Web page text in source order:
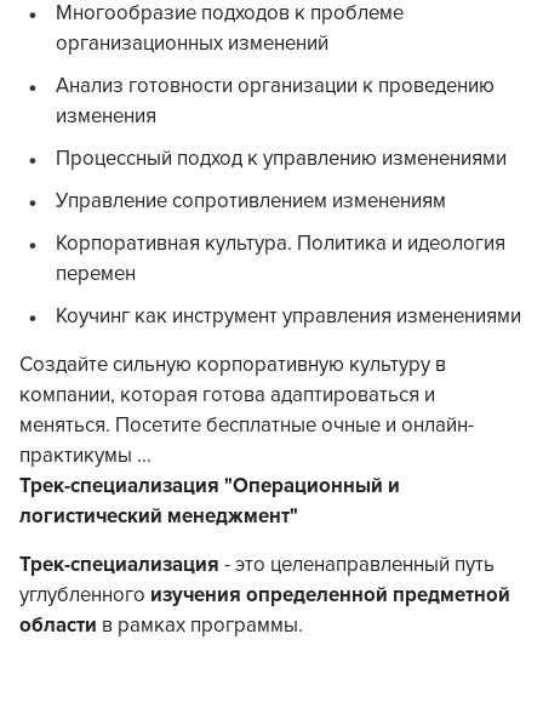
Многообразие подходов к проблеме
организационных изменений
Анализ готовности организации к проведению
изменения
Процессный подход к управлению изменениями
Управление сопротивлением изменениям
Корпоративная культура. Политика и идеология
перемен
Коучинг как инструмент управления изменениями
Создайте сильную корпоративную культуру в
компании, которая готова адаптироваться и
меняться. Посетите бесплатные очные и онлайн-
практикумы ...
Трек-специализация "Операционный и
логистический менеджмент"
Трек-специализация - это целенаправленный путь
углубленного изучения определенной предметной
области в рамках программы.